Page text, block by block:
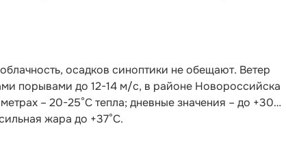
осадков синоптики не обещают. Ветер
порывами до 12-14 м/с, в районе Новороссийска
– 20-25°С тепла; дневные значения – до +30…
жара до +37°С.